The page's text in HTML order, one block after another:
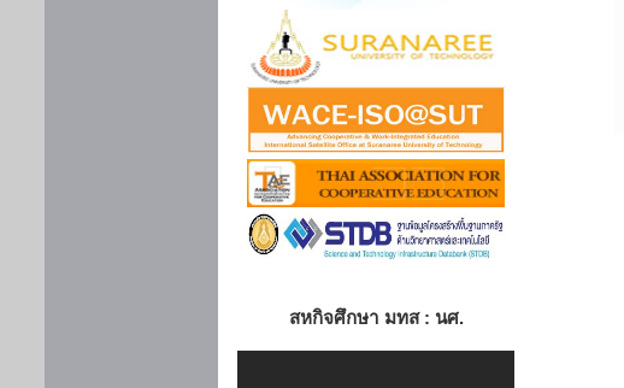
สหกิจศึกษา มทส : นศ.